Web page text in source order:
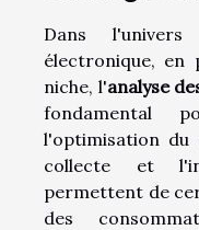
Dans
électronique, en
niche, l'analyse
fondamental
l'optimisation du
collecte et
permettent de
des